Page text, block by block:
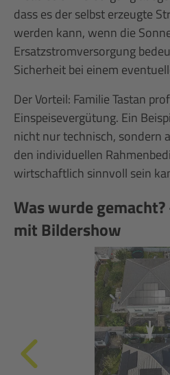
dass es der selbst erzeugte
werden kann, wenn die
Ersatzstromversorgung
Sicherheit bei einem
Der Vorteil: Familie Tastan
Einspeisevergütung. Ein
nicht nur technisch, sondern
den individuellen
wirtschaftlich sinnvoll sein
Was wurde
mit Bildershow